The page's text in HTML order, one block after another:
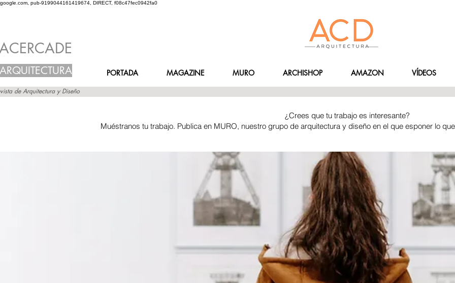
google.com, pub-9199044161419674, DIRECT, f08c47fec0942fa0
PORTADA MAGAZINE MURO ARCHISHOP AMAZON VÍDEOS
de Arquitectura y Diseño
¿Crees que tu trabajo es interesante?
Muéstranos tu trabajo. Publica en MURO, nuestro grupo de arquitectura y diseño en el que esponer lo